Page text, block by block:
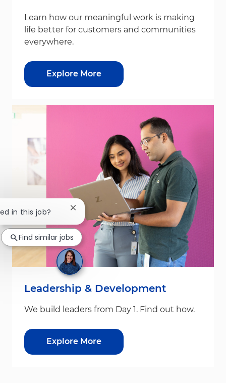
Learn how our meaningful work is making
life better for customers and communities
everywhere.
Explore More
Leadership & Development
We build leaders from Day 1. Find out how.
Explore More
in this job? Close chatbot notification
Find similar jobs